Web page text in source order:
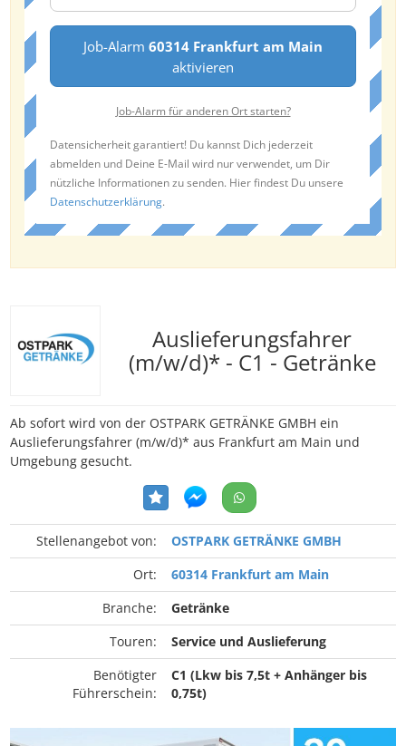
Job-Alarm 60314 Frankfurt am Main
aktivieren
Job-Alarm für anderen Ort starten?
Datensicherheit garantiert! Du kannst Dich jederzeit
abmelden und Deine E-Mail wird nur verwendet, um Dir
nützliche Informationen zu senden. Hier findest Du unsere
Datenschutzerklärung.
Auslieferungsfahrer
(m/w/d)* - C1 - Getränke
Ab sofort wird von der OSTPARK GETRÄNKE GMBH ein
Auslieferungsfahrer (m/w/d)* aus Frankfurt am Main und
Umgebung gesucht.
Stellenangebot von:
OSTPARK GETRÄNKE GMBH
Ort:
60314 Frankfurt am Main
Branche:
Getränke
Touren:
Service und Auslieferung
Benötigter
Führerschein:
C1 (Lkw bis 7,5t + Anhänger bis
0,75t)